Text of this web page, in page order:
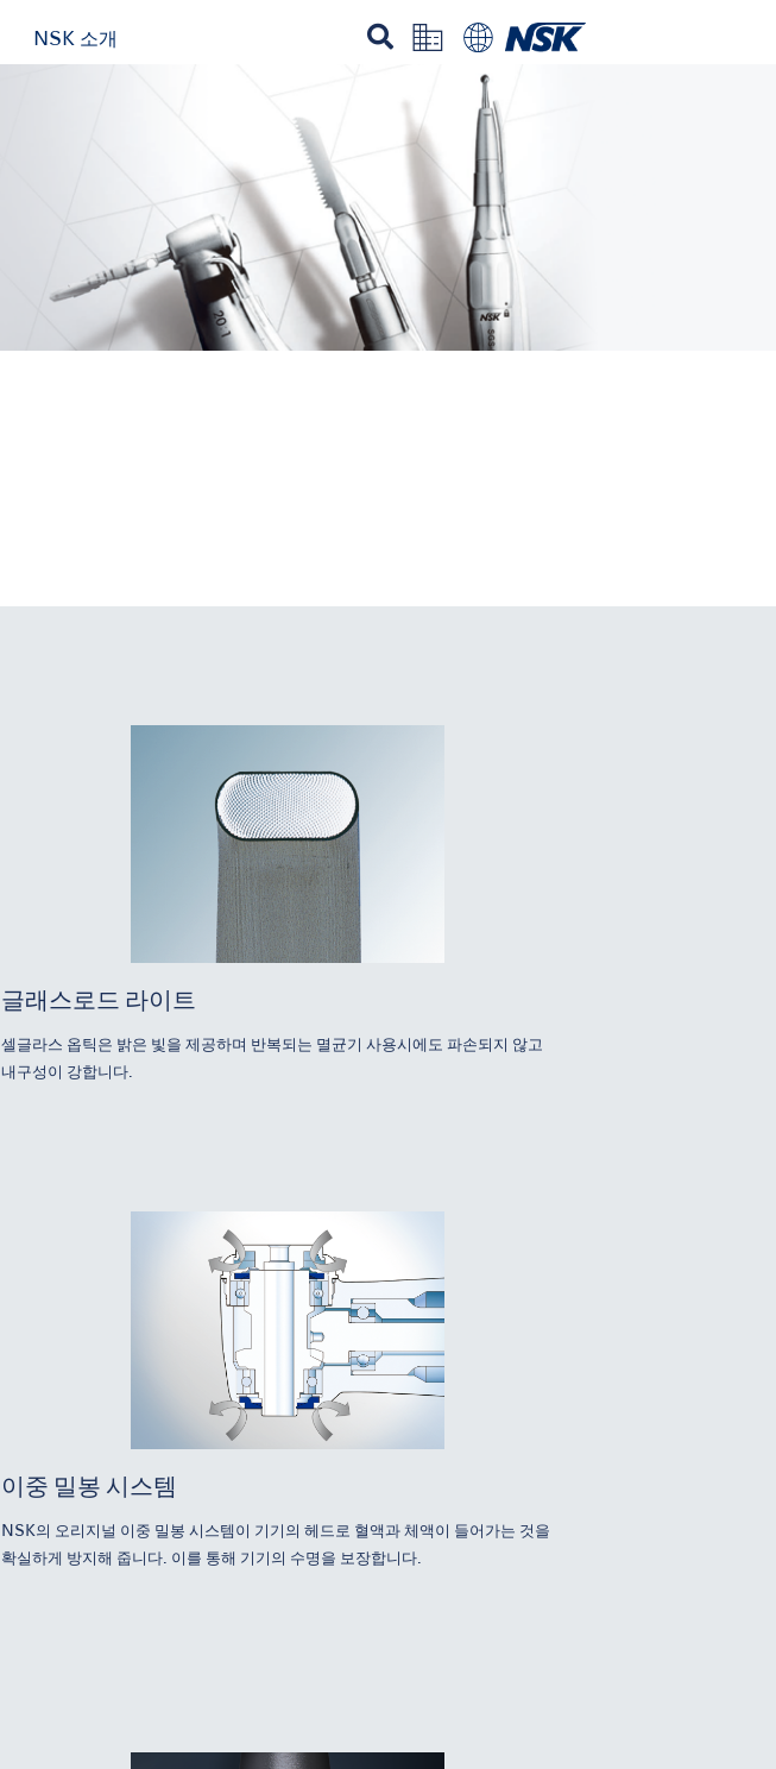
NSK 소개
글래스로드 라이트
셀글라스 옵틱은 밝은 빛을 제공하며 반복되는 멸균기 사용시에도 파손되지 않고
내구성이 강합니다.
이중 밀봉 시스템
NSK의 오리지널 이중 밀봉 시스템이 기기의 헤드로 혈액과 체액이 들어가는 것을
확실하게 방지해 줍니다. 이를 통해 기기의 수명을 보장합니다.